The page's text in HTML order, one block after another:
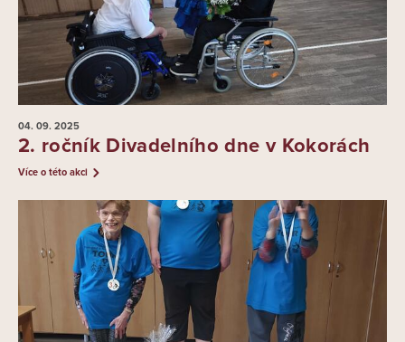
04. 09. 2025
2. ročník Divadelního dne v Kokorách
Více o této akci